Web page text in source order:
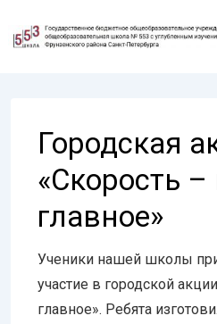
Перейти
Городская
«Скорость –
главное»
Ученики нашей школы
участие в городской
главное». Ребята